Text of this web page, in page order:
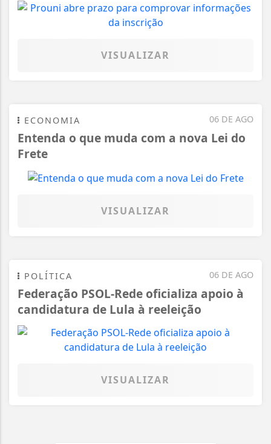
VISUALIZAR
06 DE AGO
ECONOMIA
Entenda o que muda com a nova Lei do
Frete
VISUALIZAR
06 DE AGO
POLÍTICA
Federação PSOL-Rede oficializa apoio à
candidatura de Lula à reeleição
VISUALIZAR